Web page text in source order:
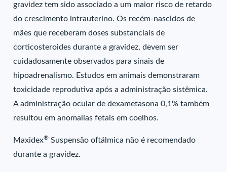
gravidez tem sido associado a um maior risco de retardo
do crescimento intrauterino. Os recém-nascidos de
mães que receberam doses substanciais de
corticosteroides durante a gravidez, devem ser
cuidadosamente observados para sinais de
hipoadrenalismo. Estudos em animais demonstraram
toxicidade reprodutiva após a administração sistêmica.
A administração ocular de dexametasona 0,1% também
resultou em anomalias fetais em coelhos.
Maxidex® Suspensão oftálmica não é recomendado
durante a gravidez.